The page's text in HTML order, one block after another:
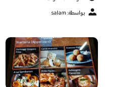
بواسطة: salam